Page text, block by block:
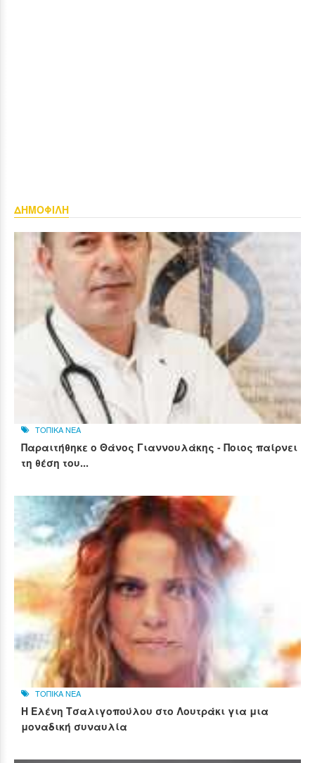
ΔΗΜΟΦΙΛΗ
ΤΟΠΙΚΑ ΝΕΑ
Παραιτήθηκε ο Θάνος Γιαννουλάκης - Ποιος παίρνει
τη θέση του...
ΤΟΠΙΚΑ ΝΕΑ
Η Ελένη Τσαλιγοπούλου στο Λουτράκι για μια
μοναδική συναυλία